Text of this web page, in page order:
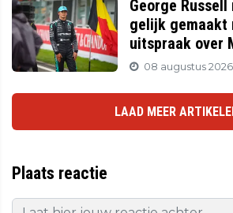
George
gelijk gemaakt
uitspraak over
08 augustus
LAAD MEER
Plaats reactie